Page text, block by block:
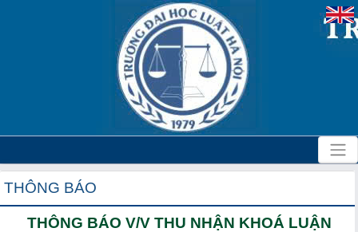
THÔNG BÁO
THÔNG BÁO V/V THU NHẬN KHOÁ LUẬN